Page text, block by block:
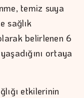
temiz suya
sağlık
belirlenen 6
ortaya
etkilerinin